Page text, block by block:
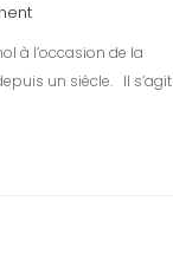
à l’occasion de la
un siècle. Il s’agit